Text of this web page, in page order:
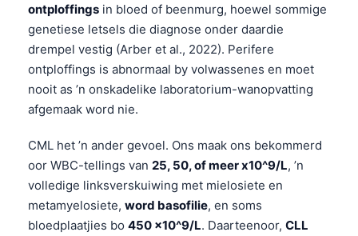
ontploffings in bloed of beenmurg, hoewel sommige
genetiese letsels die diagnose onder daardie
drempel vestig (Arber et al., 2022). Perifere
ontploffings is abnormaal by volwassenes en moet
nooit as ’n onskadelike laboratorium-wanopvatting
afgemaak word nie.
CML het ’n ander gevoel. Ons maak ons bekommerd
oor WBC-tellings van 25, 50, of meer x10^9/L, ’n
volledige linksverskuiwing met mielosiete en
metamyelosiete, word basofilie, en soms
bloedplaatjies bo 450 x10^9/L. Daarteenoor, CLL